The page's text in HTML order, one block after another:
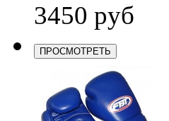
3450 руб
ПРОСМОТРЕТЬ